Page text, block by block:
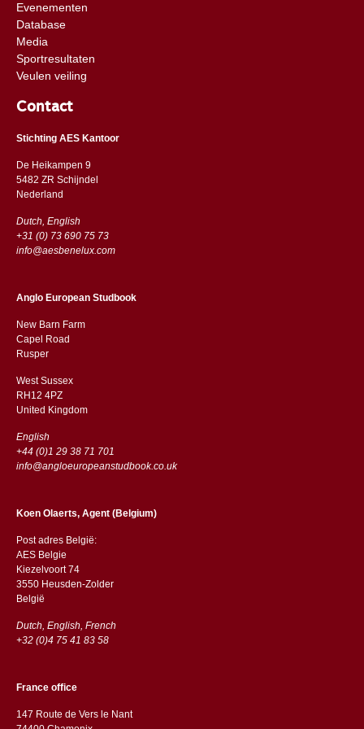
Evenementen
Database
Media
Sportresultaten
Veulen veiling
Contact
Stichting AES Kantoor
De Heikampen 9
5482 ZR Schijndel
​​Nederland
Dutch, English
+31 (0) 73 690 75 73
info@aesbenelux.com
Anglo European Studbook
New Barn Farm
Capel Road
​​Rusper
West Sussex
RH12 4PZ
​​United Kingdom
English
+44 (0)1 29 38 71 701
info@angloeuropeanstudbook.co.uk
Koen Olaerts, Agent (Belgium)
Post adres België:
AES Belgie
Kiezelvoort 74
3550 Heusden-Zolder
België
Dutch, English, French
+32 (0)4 75 41 83 58
France office
147 Route de Vers le Nant